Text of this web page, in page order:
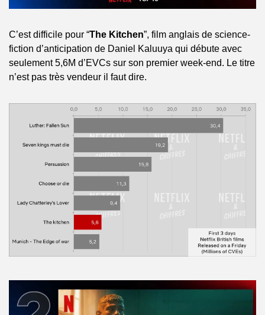
C’est difficile pour “The Kitchen”, film anglais de science-
fiction d’anticipation de Daniel Kaluuya qui débute avec
seulement 5,6M d’EVCs sur son premier week-end. Le titre
n’est pas très vendeur il faut dire.